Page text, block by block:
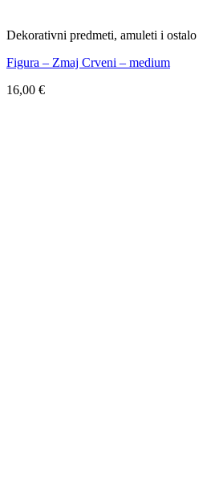
Dekorativni predmeti, amuleti i ostalo
Figura – Zmaj Crveni – medium
16,00 €